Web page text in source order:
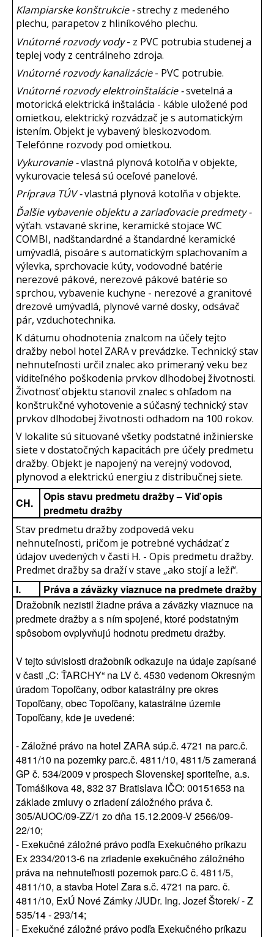
Klampiarske konštrukcie -strechy z medeného
plechu, parapetov z hliníkového plechu.
Vnútorné rozvody vody- z PVC potrubia studenej a
teplej vody z centrálneho zdroja.
Vnútorné rozvody kanalizácie- PVC potrubie.
Vnútorné rozvody elektroinštalácie -svetelná a
motorická elektrická inštalácia - káble uložené pod
omietkou, elektrický rozvádzač je s automatickým
istením. Objekt je vybavený bleskozvodom.
Telefónne rozvody pod omietkou.
Vykurovanie -vlastná plynová kotolňa v objekte,
vykurovacie telesá sú oceľové panelové.
Príprava TÚV -vlastná plynová kotolňa v objekte.
Ďalšie vybavenie objektu a zariaďovacie predmety -
výťah. vstavané skrine, keramické stojace WC
COMBI, nadštandardné a štandardné keramické
umývadlá, pisoáre s automatickým splachovaním a
výlevka, sprchovacie kúty, vodovodné batérie
nerezové pákové, nerezové pákové batérie so
sprchou, vybavenie kuchyne - nerezové a granitové
drezové umývadlá, plynové varné dosky, odsávač
pár, vzduchotechnika.
K dátumu ohodnotenia znalcom na účely tejto
dražby nebol hotel ZARA v prevádzke. Technický stav
nehnuteľnosti určil znalec ako primeraný veku bez
viditeľného poškodenia prvkov dlhodobej životnosti.
Životnosť objektu stanovil znalec s ohľadom na
konštrukčné vyhotovenie a súčasný technický stav
prvkov dlhodobej životnosti odhadom na 100 rokov.
V lokalite sú situované všetky podstatné inžinierske
siete v dostatočných kapacitách pre účely predmetu
dražby. Objekt je napojený na verejný vodovod,
plynovod a elektrickú energiu z distribučnej siete.
CH.
Opis stavu predmetu dražby – Viď opis
predmetu dražby
Stav predmetu dražby zodpovedá veku
nehnuteľnosti, pričom je potrebné vychádzať z
údajov uvedených v časti H. - Opis predmetu dražby.
Predmet dražby sa draží v stave „ako stojí a leží“.
I.
Práva a záväzky viaznuce na predmete dražby
Dražobník nezistil žiadne práva a záväzky viaznuce na
predmete dražby a s ním spojené, ktoré podstatným
spôsobom ovplyvňujú hodnotu predmetu dražby.
V tejto súvislosti dražobník odkazuje na údaje zapísané
v časti „C: ŤARCHY“ na LV č. 4530 vedenom Okresným
úradom Topoľčany, odbor katastrálny pre okres
Topoľčany, obec Topoľčany, katastrálne územie
Topoľčany, kde je uvedené:
- Záložné právo na hotel ZARA súp.č. 4721 na parc.č.
4811/10 na pozemky parc.č. 4811/10, 4811/5 zameraná
GP č. 534/2009 v prospech Slovenskej sporiteľne, a.s.
Tomášikova 48, 832 37 Bratislava IČO: 00151653 na
základe zmluvy o zriadení záložného práva č.
305/AUOC/09-ZZ/1 zo dňa 15.12.2009-V 2566/09-
22/10;
- Exekučné záložné právo podľa Exekučného príkazu
Ex 2334/2013-6 na zriadenie exekučného záložného
práva na nehnuteľnosti pozemok parc.C č. 4811/5,
4811/10, a stavba Hotel Zara s.č. 4721 na parc. č.
4811/10, ExÚ Nové Zámky /JUDr. Ing. Jozef Štorek/ - Z
535/14 - 293/14;
- Exekučné záložné právo podľa Exekučného príkazu